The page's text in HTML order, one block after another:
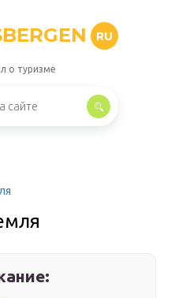
RU
о туризме